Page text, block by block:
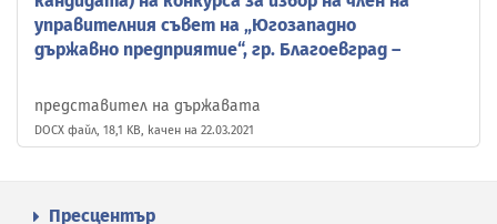
управителния съвет на „Югозападно
държавно предприятие“, гр. Благоевград –
представител на държавата
DOCX файл, 18,1 KB, качен на 22.03.2021
Пресцентър